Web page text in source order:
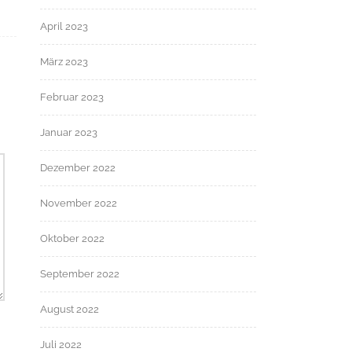
April 2023
März 2023
Februar 2023
Januar 2023
Dezember 2022
November 2022
Oktober 2022
September 2022
August 2022
Juli 2022